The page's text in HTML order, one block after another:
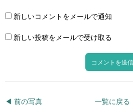
新しいコメントをメールで通知
新しい投稿をメールで受け取る
◀︎ 前の写真 一覧に戻る